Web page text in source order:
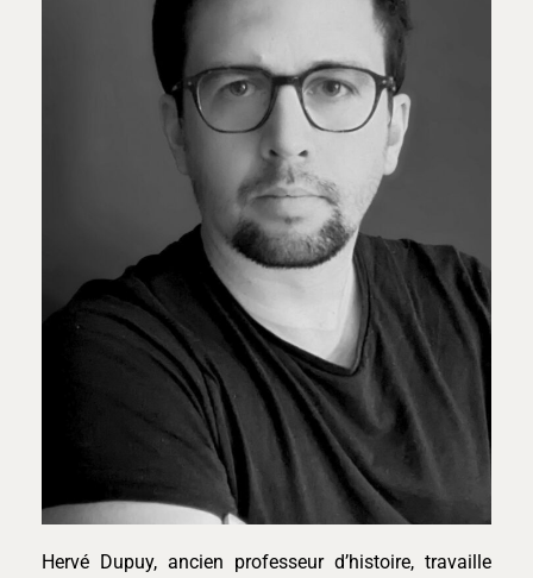
Hervé Dupuy, ancien professeur d’histoire, travaille